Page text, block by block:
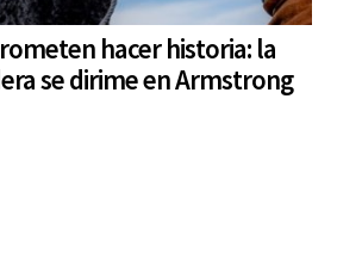
hacer historia: la
se dirime en Armstrong